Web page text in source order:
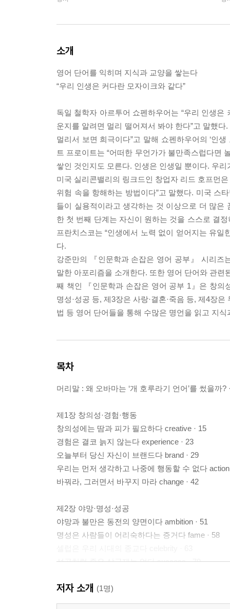
소개
영어 단어를 익히며 지식과 교양을 쌓는다
“우리 인생은 커다란 모자이크와 같다”
독일 철학자 아르투어 쇼펜하우어는 “우리 인생
운지를 알려면 멀리 떨어져서 봐야 한다”고 말했
멀리서 보면 희극이다”고 말해 쇼펜하우어의 ‘인
트 프로이트는 “어떠한 무언가가 불만족스럽다면
쌓인 것인지도 모른다. 인생은 인생일 뿐이다. 우
미국 실리콘밸리의 링크드인 창업자 리드 호프먼
위험 속을 항해하는 방법이다”고 말했다. 미국 스
들이 실용적이라고 생각하는 것 이상으로 더 많은
한 첫 번째 단계는 자신이 원하는 것을 스스로 결
프란치스코는 “인생에서 노력 없이 얻어지는 유
다.
강준만의 『인문학과 손잡은 영어 공부』 시리즈
말한 아포리즘을 소개한다. 또한 영어 단어와 관
째 책인 『인문학과 손잡은 영어 공부 1』은 창의
명성·성공 등, 제3장은 사랑·결혼·죽음 등, 제4장은
법 등 영어 단어들을 통해 수많은 명언을 읽고 지식
목차
머리말 : 왜 오바마는 ‘개 호루라기 언어’를 썼을까?
제1장 창의성·경험·행동
창의성에는 땀과 피가 필요하다 creative · 15
경험은 결코 늙지 않는다 experience · 23
오늘부터 당신 자신이 브랜드다 brand · 29
우리는 먼저 생각하고 나중에 행동할 수 없다 action
바꿔라, 그러면서 바꾸지 마라 change · 42
제2장 야망·명성·성공
야망과 불만은 동전의 양면이다 ambition · 51
명성은 사람들이 어리숙하다는 증거다 fame · 58
성공처럼 좋은 살균제는 없다 success · 70
제3장 사랑·결혼·죽음
저자 소개 (1명)